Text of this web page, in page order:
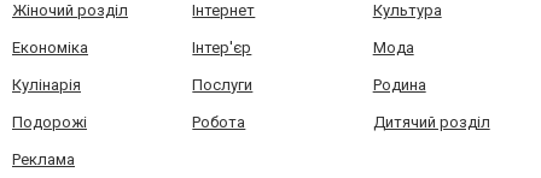
Жіночий розділ Інтернет Культура
Економіка Інтер'єр Мода
Кулінарія Послуги Родина
Подорожі Робота Дитячий розділ
Реклама